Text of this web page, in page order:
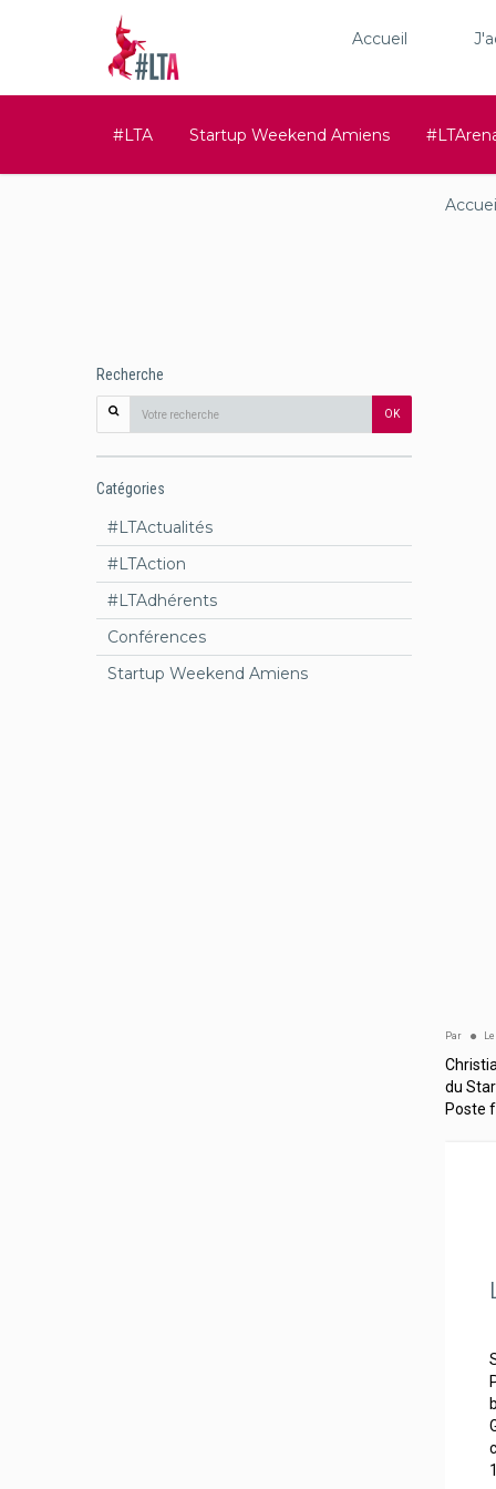
Accueil
#LTA Startup Weekend Amiens
Par Le
du
Poste
Recherche
OK
Catégories
#LTActualités
#LTAction
#LTAdhérents
Conférences
Startup Weekend Amiens